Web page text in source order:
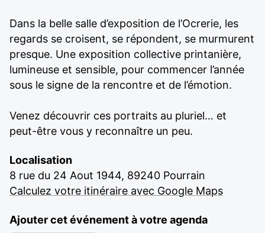
Dans la belle salle d’exposition de l’Ocrerie, les
regards se croisent, se répondent, se murmurent
presque. Une exposition collective printanière,
lumineuse et sensible, pour commencer l’année
sous le signe de la rencontre et de l’émotion.
Venez découvrir ces portraits au pluriel… et
peut-être vous y reconnaître un peu.
Localisation
8 rue du 24 Aout 1944, 89240 Pourrain
Calculez votre itinéraire avec Google Maps
Ajouter cet événement à votre agenda